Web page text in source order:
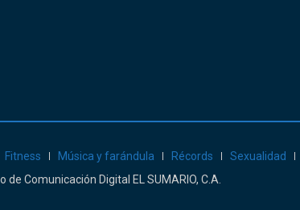
Fitness Música y farándula Récords Sexualidad
Comunicación Digital EL SUMARIO, C.A.